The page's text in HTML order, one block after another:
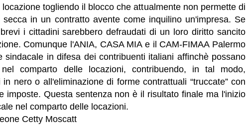
togliendo il blocco che attualmente non permette di
in un contratto avente come inquilino un'impresa. Se
i cittadini sarebbero defraudati di un loro diritto sancito
Comunque l'ANIA, CASA MIA e il CAM-FIMAA Palermo
sindacale in difesa dei contribuenti italiani affinchè possano
comparto delle locazioni, contribuendo, in tal modo,
nero o all'eliminazione di forme contrattuali “truccate” con
imposte. Questa sentenza non è il risultato finale ma l'inizio
nel comparto delle locazioni.
Cetty Moscatt